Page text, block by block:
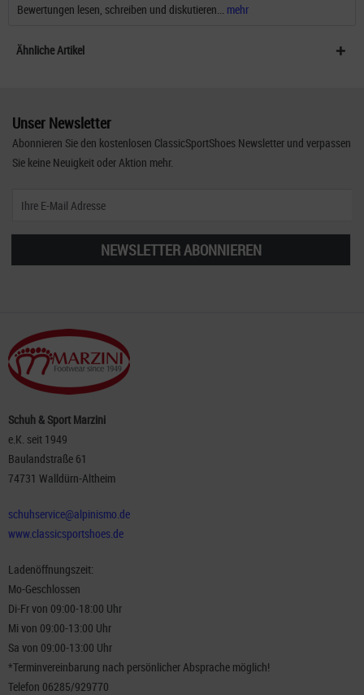
Bewertungen lesen, schreiben und diskutieren...
mehr
Ähnliche Artikel
Unser Newsletter
Abonnieren Sie den kostenlosen ClassicSportShoes Newsletter und verpassen
Sie keine Neuigkeit oder Aktion mehr.
NEWSLETTER ABONNIEREN
Schuh & Sport Marzini
e.K. seit 1949
Baulandstraße 61
74731 Walldürn-Altheim
schuhservice@alpinismo.de
www.classicsportshoes.de
Ladenöffnungszeit:
Mo-Geschlossen
Di-Fr von 09:00-18:00 Uhr
Mi von 09:00-13:00 Uhr
Sa von 09:00-13:00 Uhr
*Terminvereinbarung nach persönlicher Absprache möglich!
Telefon 06285/929770